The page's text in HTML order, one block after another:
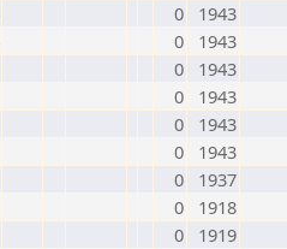
0
1943
0
1943
0
1943
0
1943
0
1943
0
1943
0
1937
0
1918
0
1919